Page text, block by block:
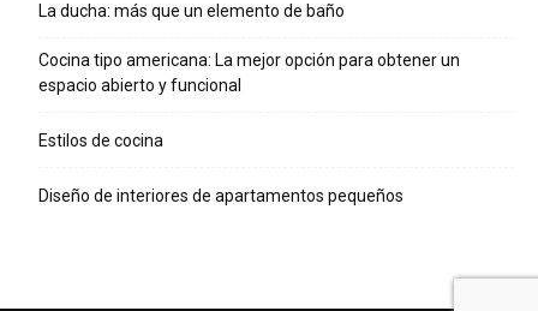
La ducha: más que un elemento de baño
Cocina tipo americana: La mejor opción para obtener un
espacio abierto y funcional
Estilos de cocina
Diseño de interiores de apartamentos pequeños